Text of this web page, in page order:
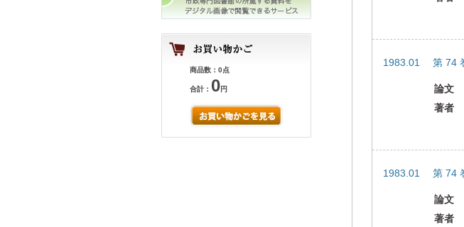
商品数：0点
合計： 0円
1983.01 第 74
論文
著者
1983.01 第 74
論文
著者